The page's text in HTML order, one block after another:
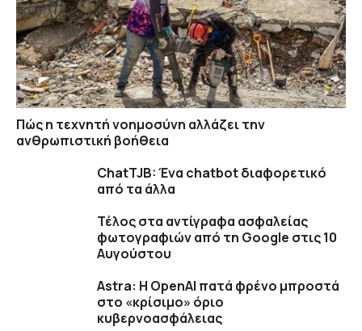
Πώς η τεχνητή νοημοσύνη αλλάζει την
ανθρωπιστική βοήθεια
ChatTJB: Ένα chatbot διαφορετικό
από τα άλλα
Τέλος στα αντίγραφα ασφαλείας
φωτογραφιών από τη Google στις 10
Αυγούστου
Astra: Η OpenAI πατά φρένο μπροστά
στο «κρίσιμο» όριο
κυβερνοασφάλειας